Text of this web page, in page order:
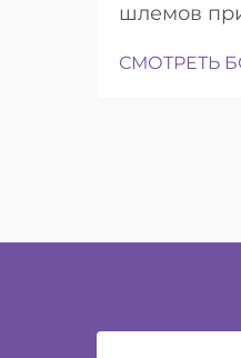
шлемов
СМОТРЕТЬ